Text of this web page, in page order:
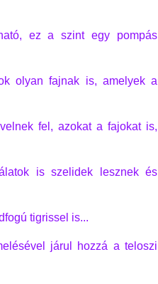
ez a szint egy pompás
olyan fajnak is, amelyek a
fel, azokat a fajokat is,
is szelidek lesznek és
tigrissel is...
járul hozzá a teloszi